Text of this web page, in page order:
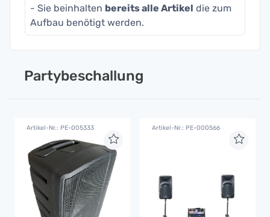
- Sie beinhalten bereits alle Artikel die zum
Aufbau benötigt werden.
Partybeschallung
Artikel-Nr.: PE-005333 Artikel-Nr.: PE-000566